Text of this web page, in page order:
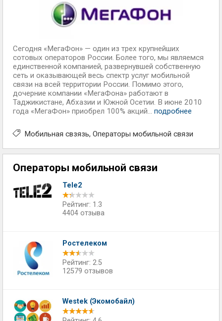
Сегодня «МегаФон» — один из трех крупнейших
сотовых операторов России. Более того, мы являемся
единственной компанией, развернувшей собственную
сеть и оказывающей весь спектр услуг мобильной
связи на всей территории России. Помимо этого,
дочерние компании «МегаФона» работают в
Таджикистане, Абхазии и Южной Осетии. В июне 2010
года «МегаФон» приобрел 100% акций... подробнее
Мобильная свзязь Операторы мобильной связи
Операторы мобильной связи
Tele2
Рейтинг: 1.3
4404 отзыва
Ростелеком
Рейтинг: 2.5
12579 отзывов
Westek (Экомобайл)